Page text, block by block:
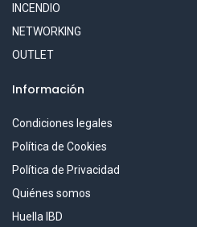
INCENDIO
NETWORKING
OUTLET
Información
Condiciones legales
Política de Cookies
Política de Privacidad
Quiénes somos
Huella IBD